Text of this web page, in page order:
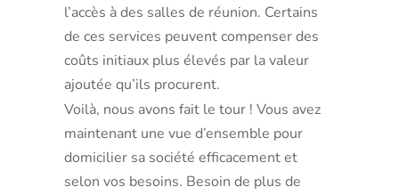
l’accès à des salles de réunion. Certains
de ces services peuvent compenser des
coûts initiaux plus élevés par la valeur
ajoutée qu’ils procurent.
Voilà, nous avons fait le tour ! Vous avez
maintenant une vue d’ensemble pour
domicilier sa société efficacement et
selon vos besoins. Besoin de plus de